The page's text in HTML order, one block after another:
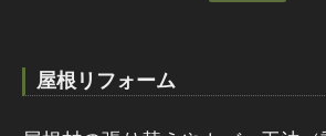
屋根リフォーム